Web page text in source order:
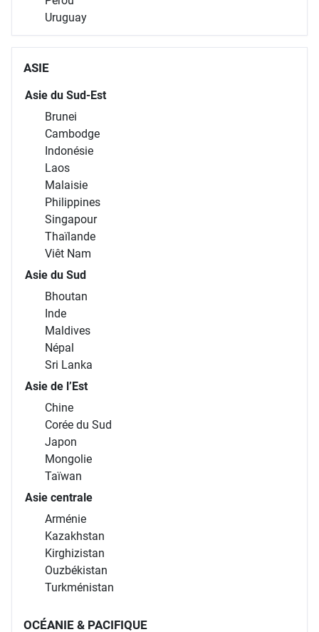
Uruguay
ASIE
Asie du Sud-Est
Brunei
Cambodge
Indonésie
Laos
Malaisie
Philippines
Singapour
Thaïlande
Viêt Nam
Asie du Sud
Bhoutan
Inde
Maldives
Népal
Sri Lanka
Asie de l’Est
Chine
Corée du Sud
Japon
Mongolie
Taïwan
Asie centrale
Arménie
Kazakhstan
Kirghizistan
Ouzbékistan
Turkménistan
OCÉANIE & PACIFIQUE